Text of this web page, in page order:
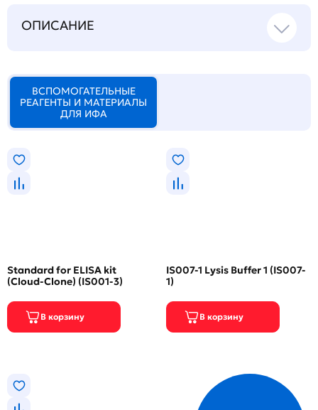
ОПИСАНИЕ
ВСПОМОГАТЕЛЬНЫЕ
РЕАГЕНТЫ И МАТЕРИАЛЫ
ДЛЯ ИФА
Standard for ELISA kit
(Cloud-Clone) (IS001-3)
IS007-1 Lysis Buffer 1 (IS007-
1)